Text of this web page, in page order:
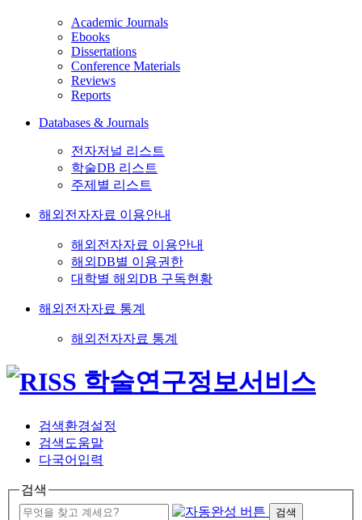
Academic Journals
Ebooks
Dissertations
Conference Materials
Reviews
Reports
Databases & Journals
전자저널 리스트
학술DB 리스트
주제별 리스트
해외전자자료 이용안내
해외전자자료 이용안내
해외DB별 이용권한
대학별 해외DB 구독현황
해외전자자료 통계
해외전자자료 통계
검색환경설정
검색도움말
다국어입력
검색
검색